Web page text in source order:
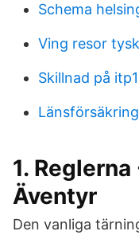
Schema
Ving resor
Skillnad på
1.
Äventyr
Den vanliga